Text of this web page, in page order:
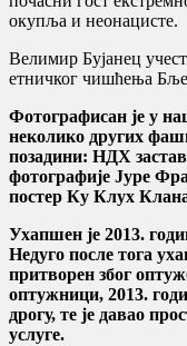
окупља и неонацисте.
Велимир Бујанец
етничког чишћења
Фотографисан је у
неколико других
позадини: НДХ
фотографије Јуре
постер Ку Клуx
Ухапшен је 2013.
Недуго после тога
притворен због
оптужници, 2013.
дрогу, те је давао
услуге.